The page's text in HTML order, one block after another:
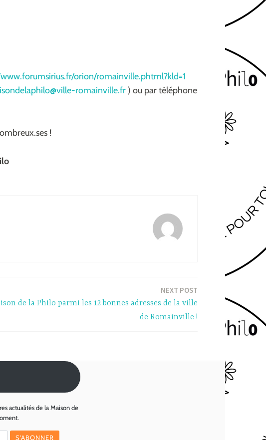
orion/romainville.phtml?kld=1
romainville.fr) ou par téléphone
!
NEXT POST
de la Philo parmi les 12 bonnes adresses de la ville
de Romainville !
actualités de la Maison de